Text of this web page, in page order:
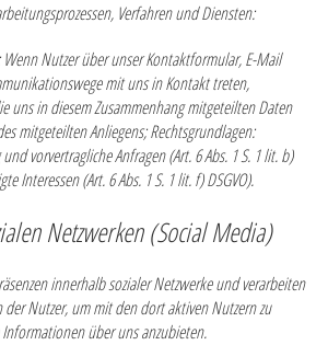
Verfahren und Diensten:
Wenn Nutzer über unser Kontaktformular, E-Mail
mit uns in Kontakt treten,
uns in diesem Zusammenhang mitgeteilten Daten
mitgeteilten Anliegens;Rechtsgrundlagen:
vorvertragliche Anfragen (Art. 6 Abs. 1 S. 1 lit. b)
Interessen (Art. 6 Abs. 1 S. 1 lit. f) DSGVO).
Netzwerken (Social Media)
innerhalb sozialer Netzwerke und verarbeiten
der Nutzer, um mit den dort aktiven Nutzern zu
über uns anzubieten.